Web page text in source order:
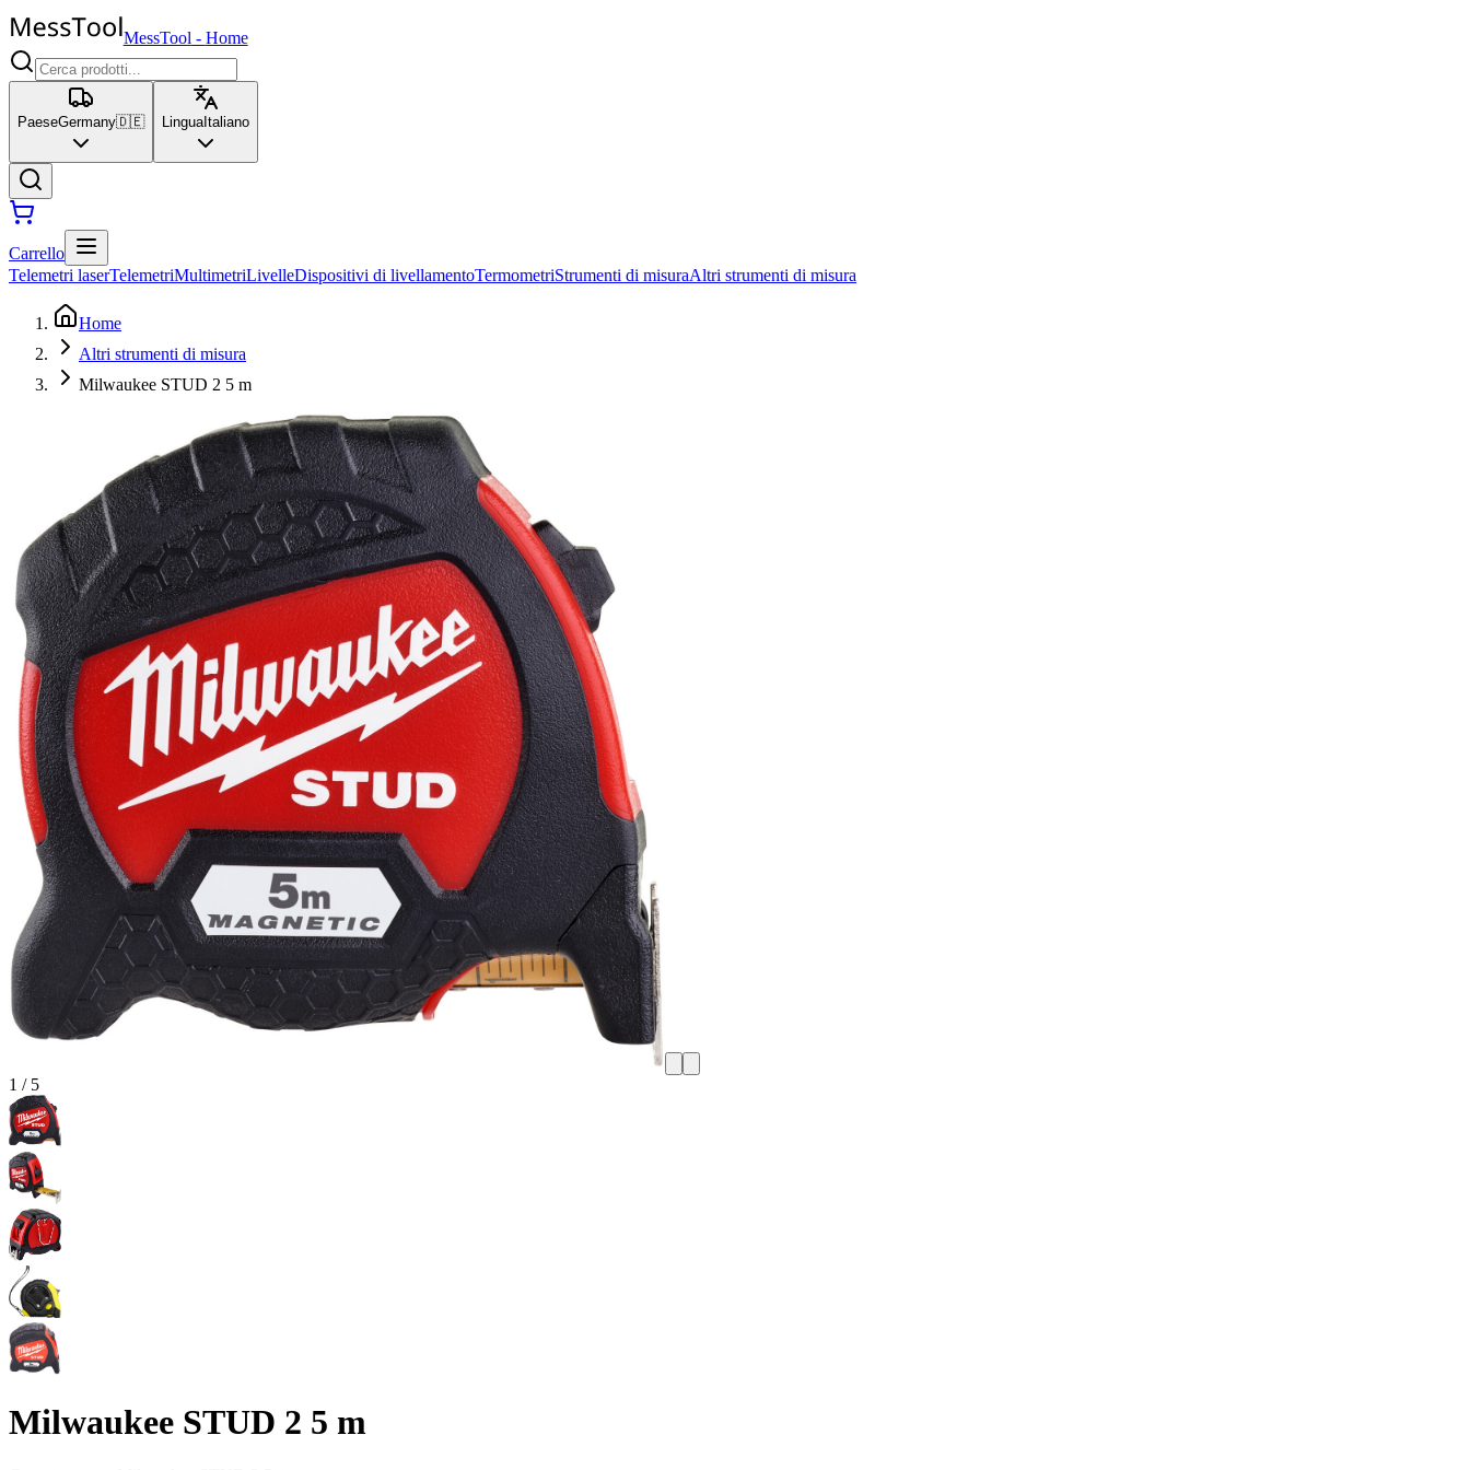
MessTool - Home
PaeseGermany🇩🇪 LinguaItaliano
Carrello
Telemetri laserTelemetriMultimetriLivelleDispositivi di livellamentoTermometriStrumenti di misuraAltri strumenti di misura
Home
Altri strumenti di misura
Milwaukee STUD 2 5 m
1 / 5
Milwaukee STUD 2 5 m